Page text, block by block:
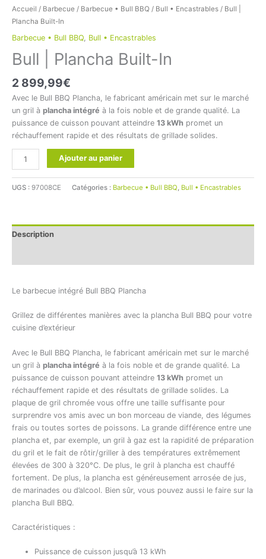
Accueil / Barbecue / Barbecue • Bull BBQ / Bull • Encastrables / Bull |
Plancha Built-In
Barbecue • Bull BBQ, Bull • Encastrables
Bull | Plancha Built-In
2 899,99€
Avec le Bull BBQ Plancha, le fabricant américain met sur le marché
un gril à plancha intégré à la fois noble et de grande qualité. La
puissance de cuisson pouvant atteindre 13 kWh promet un
réchauffement rapide et des résultats de grillade solides.
Ajouter au panier
UGS : 97008CE Catégories : Barbecue • Bull BBQ, Bull • Encastrables
Description
Le barbecue intégré Bull BBQ Plancha
Grillez de différentes manières avec la plancha Bull BBQ pour votre
cuisine d’extérieur
Avec le Bull BBQ Plancha, le fabricant américain met sur le marché
un gril à plancha intégré à la fois noble et de grande qualité. La
puissance de cuisson pouvant atteindre 13 kWh promet un
réchauffement rapide et des résultats de grillade solides. La
plaque de gril chromée vous offre une taille suffisante pour
surprendre vos amis avec un bon morceau de viande, des légumes
frais ou toutes sortes de poissons. La grande différence entre une
plancha et, par exemple, un gril à gaz est la rapidité de préparation
du gril et le fait de rôtir/griller à des températures extrêmement
élevées de 300 à 320°C. De plus, le gril à plancha est chauffé
fortement. De plus, la plancha est généreusement arrosée de jus,
de marinades ou d’alcool. Bien sûr, vous pouvez aussi le faire sur la
plancha Bull BBQ.
Caractéristiques :
Puissance de cuisson jusqu’à 13 kWh